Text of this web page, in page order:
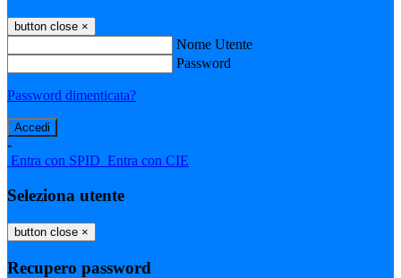
button close ×
Nome Utente
Password
Password dimenticata?
-
Entra con SPID Entra con CIE
Seleziona utente
button close ×
Recupero password